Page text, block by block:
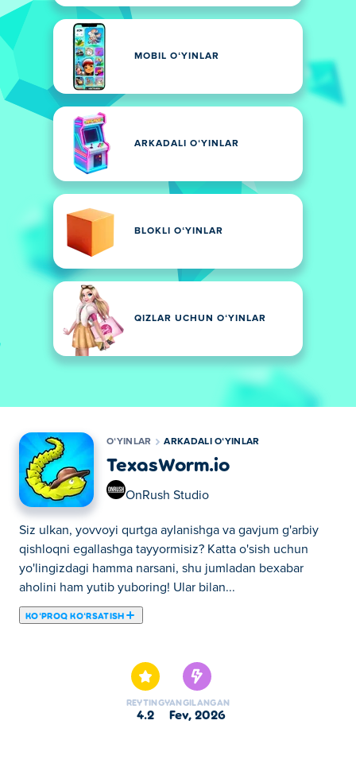
MOBIL OʻYINLAR
ARKADALI OʻYINLAR
BLOKLI OʻYINLAR
QIZLAR UCHUN OʻYINLAR
OʻYINLAR ARKADALI OʻYINLAR
TexasWorm.io
OnRush Studio
Siz ulkan, yovvoyi qurtga aylanishga va gavjum g'arbiy
qishloqni egallashga tayyormisiz? Katta o'sish uchun
yo'lingizdagi hamma narsani, shu jumladan bexabar
aholini ham yutib yuboring! Ular bilan...
KOʻPROQ KOʻRSATISH
yo'lingizdagi hamma narsani, shu jumladan bexabar
aholini ham yutib yuboring! Ular bilan to'qnashib, boshqa
qurtlarga qarshi kurashing, lekin ehtiyot bo'ling - siz ham
REYTING
4.2
YANGILANGAN
fev, 2026